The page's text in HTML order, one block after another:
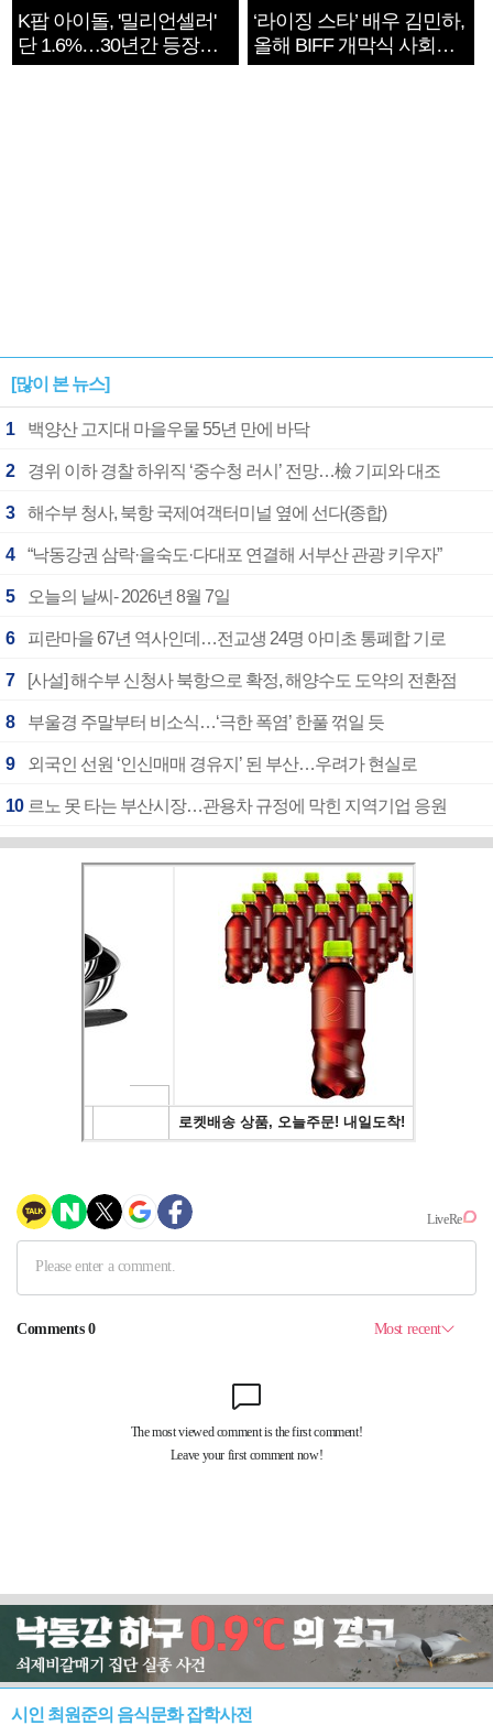
K팝 아이돌, '밀리언셀러'
단 1.6%…30년간 등장
1182개팀 전수조사
‘라이징 스타’ 배우 김민하,
올해 BIFF 개막식 사회자
확정
[많이 본 뉴스]
1 백양산 고지대 마을우물 55년 만에 바닥
2 경위 이하 경찰 하위직 ‘중수청 러시’ 전망…檢 기피와 대조
3 해수부 청사, 북항 국제여객터미널 옆에 선다(종합)
4 “낙동강권 삼락·을숙도·다대포 연결해 서부산 관광 키우자”
5 오늘의 날씨- 2026년 8월 7일
6 피란마을 67년 역사인데…전교생 24명 아미초 통폐합 기로
7 [사설] 해수부 신청사 북항으로 확정, 해양수도 도약의 전환점
8 부울경 주말부터 비소식…‘극한 폭염’ 한풀 꺾일 듯
9 외국인 선원 ‘인신매매 경유지’ 된 부산…우려가 현실로
10 르노 못 타는 부산시장…관용차 규정에 막힌 지역기업 응원
시인 최원준의 음식문화 잡학사전